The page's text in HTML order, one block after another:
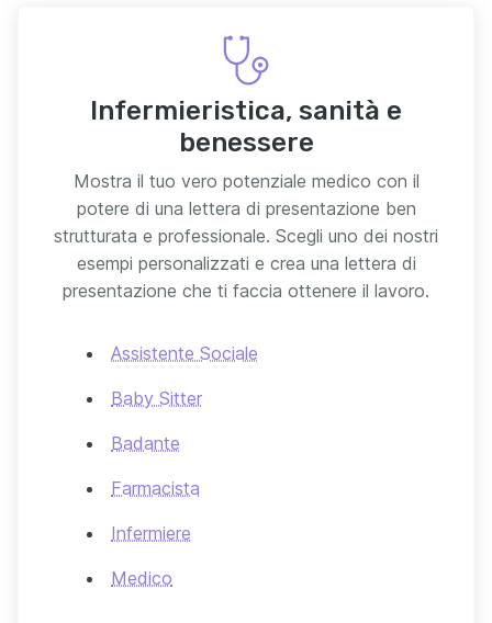
Infermieristica, sanità e
benessere
Mostra il tuo vero potenziale medico con il
potere di una lettera di presentazione ben
strutturata e professionale. Scegli uno dei nostri
esempi personalizzati e crea una lettera di
presentazione che ti faccia ottenere il lavoro.
Assistente Sociale
Baby Sitter
Badante
Farmacista
Infermiere
Medico